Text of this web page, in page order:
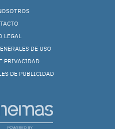
LEGAL
DE USO
PRIVACIDAD
DE PUBLICIDAD